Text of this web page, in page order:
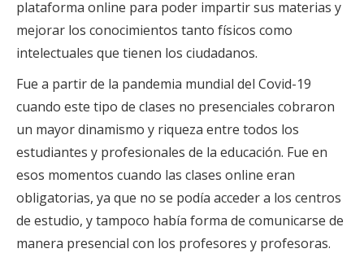
plataforma online para poder impartir sus materias y
mejorar los conocimientos tanto físicos como
intelectuales que tienen los ciudadanos.
Fue a partir de la pandemia mundial del Covid-19
cuando este tipo de clases no presenciales cobraron
un mayor dinamismo y riqueza entre todos los
estudiantes y profesionales de la educación. Fue en
esos momentos cuando las clases online eran
obligatorias, ya que no se podía acceder a los centros
de estudio, y tampoco había forma de comunicarse de
manera presencial con los profesores y profesoras.